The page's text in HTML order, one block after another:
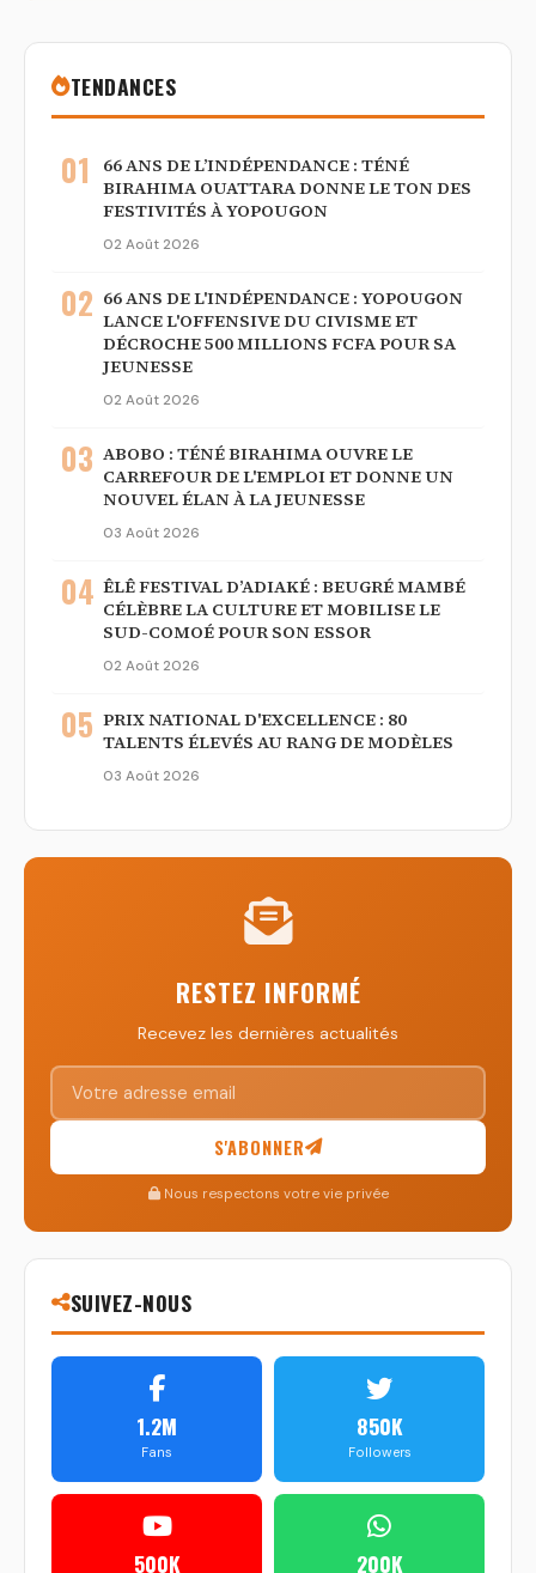
TENDANCES
01
66 ANS DE L’INDÉPENDANCE : TÉNÉ
BIRAHIMA OUATTARA DONNE LE TON DES
FESTIVITÉS À YOPOUGON
02 Août 2026
02 66 ANS DE L'INDÉPENDANCE : YOPOUGON
LANCE L'OFFENSIVE DU CIVISME ET
DÉCROCHE 500 MILLIONS FCFA POUR SA
JEUNESSE
02 Août 2026
03 ABOBO : TÉNÉ BIRAHIMA OUVRE LE
CARREFOUR DE L'EMPLOI ET DONNE UN
NOUVEL ÉLAN À LA JEUNESSE
03 Août 2026
04 ÊLÊ FESTIVAL D’ADIAKÉ : BEUGRÉ MAMBÉ
CÉLÈBRE LA CULTURE ET MOBILISE LE
SUD-COMOÉ POUR SON ESSOR
02 Août 2026
05 PRIX NATIONAL D'EXCELLENCE : 80
TALENTS ÉLEVÉS AU RANG DE MODÈLES
03 Août 2026
RESTEZ INFORMÉ
Recevez les dernières actualités
S'ABONNER
Nous respectons votre vie privée
SUIVEZ-NOUS
1.2M
Fans
850K
Followers
500K 200K